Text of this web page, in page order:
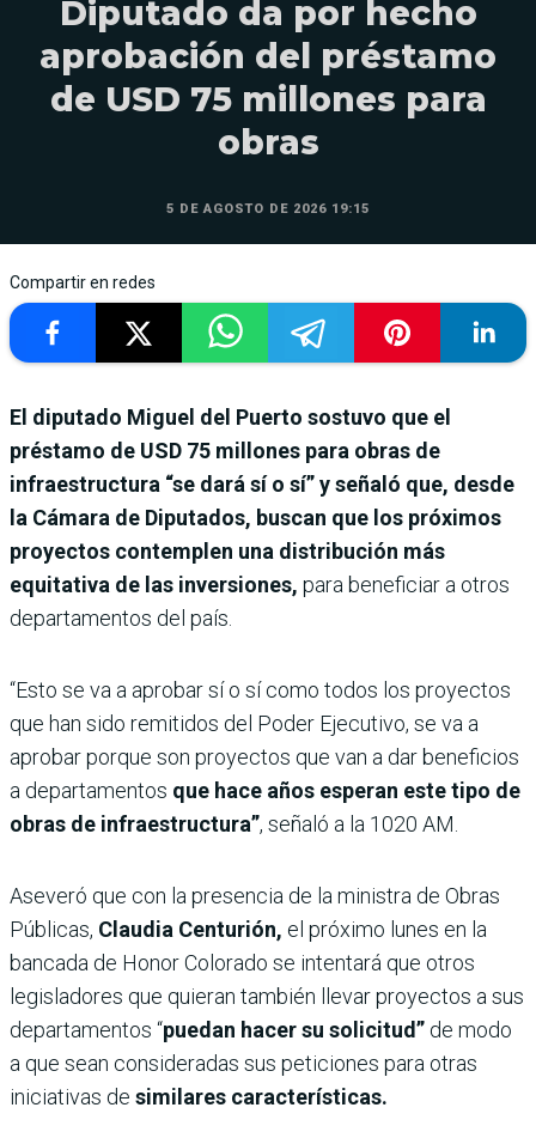
Diputado da por hecho
aprobación del préstamo
de USD 75 millones para
obras
5 DE AGOSTO DE 2026 19:15
Compartir en redes
El diputado Miguel del Puerto sostuvo que el
préstamo de USD 75 millones para obras de
infraestructura “se dará sí o sí” y señaló que, desde
la Cámara de Diputados, buscan que los próximos
proyectos contemplen una distribución más
equitativa de las inversiones, para beneficiar a otros
departamentos del país.
“Esto se va a aprobar sí o sí como todos los proyectos
que han sido remitidos del Poder Ejecutivo, se va a
aprobar porque son proyectos que van a dar beneficios
a departamentos que hace años esperan este tipo de
obras de infraestructura”, señaló a la 1020 AM.
Aseveró que con la presencia de la ministra de Obras
Públicas, Claudia Centurión, el próximo lunes en la
bancada de Honor Colorado se intentará que otros
legisladores que quieran también llevar proyectos a sus
departamentos “puedan hacer su solicitud” de modo
a que sean consideradas sus peticiones para otras
iniciativas de similares características.